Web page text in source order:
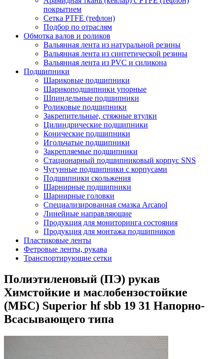
покрытием
Сетка PTFE (тефлон)
Подбор по отраслям
Обмотка валов и роликов
Вальянная лента из натуральной резины
Вальянная лента из синтетической резины
Вальянная лента из PVC и силикона
Подшипники
Шариковые подшипники
Шарикоподшипники упорные
Шпиндельные подшипники
Роликовые подшипники
Закрепительные, стяжные втулки
Цилиндрические подшипники
Конические подшипники
Игольчатые подшипники
Закрепляемые подшипники
Стационарный подшипниковый корпус SNS
Чугунные подшипники с корпусами
Подшипники скольжения
Шарнирные подшипники
Шарнирные головки
Специализированная смазка Arcanol
Линейные направляющие
Продукция для мониторинга состояния
Продукция для монтажа подшипников
Пластиковые ленты
Фетровые ленты, рукава
Транспортирующие сетки
Полиэтиленовый (ПЭ) рукав
Химстойкие и маслобензостойкие
(МБС) Superior hf sbb 19 31 Напорно-
Всасывающего типа